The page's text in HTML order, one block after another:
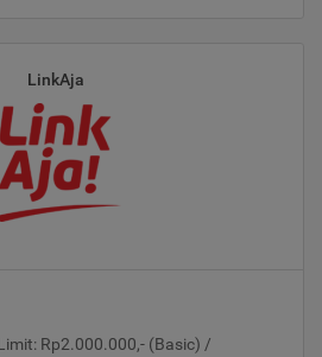
LinkAja
Rp2.000.000,- (Basic) /